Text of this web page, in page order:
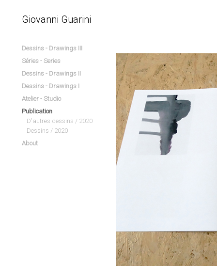
Giovanni Guarini
Dessins - Drawings III
Séries - Series
Dessins - Drawings II
Dessins - Drawings I
Atelier - Studio
Publication
D'autres dessins / 2020
Dessins / 2020
About